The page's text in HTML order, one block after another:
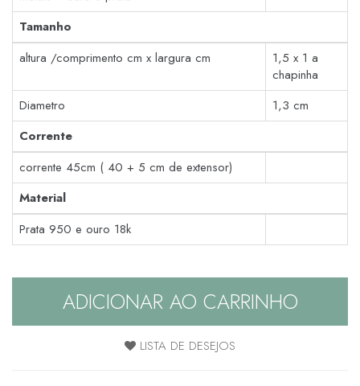
Tamanho
altura /comprimento cm x largura cm
1,5 x 1 a
chapinha
Diametro
1,3 cm
Corrente
corrente 45cm ( 40 + 5 cm de extensor)
Material
Prata 950 e ouro 18k
ADICIONAR AO CARRINHO
LISTA DE DESEJOS